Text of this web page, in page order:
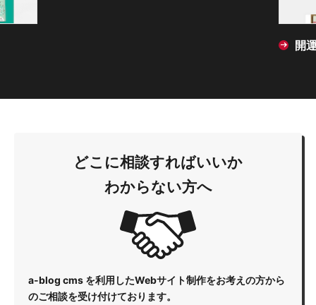
開
どこに相談すればいいか
わからない方へ
a-blog cms を利用したWebサイト制作をお考えの方から
のご相談を受け付けております。